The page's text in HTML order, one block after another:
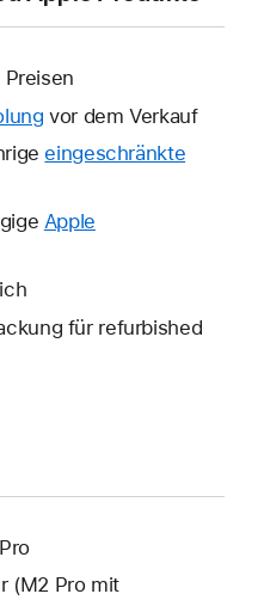
vor dem Verkauf
eingeschränkte
Apple
für refurbished
(M2 Pro mit